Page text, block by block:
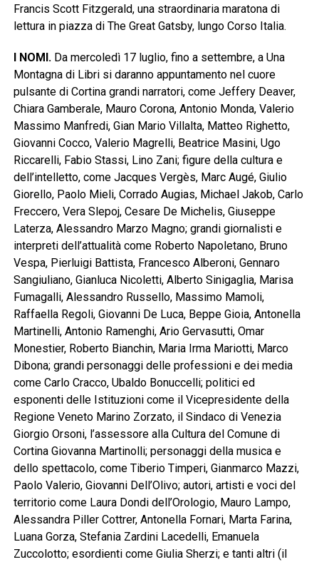
Francis Scott Fitzgerald, una straordinaria maratona di
lettura in piazza di The Great Gatsby, lungo Corso Italia.
I NOMI.Da mercoledì 17 luglio, fino a settembre, a Una
Montagna di Libri si daranno appuntamento nel cuore
pulsante di Cortina grandi narratori, come Jeffery Deaver,
Chiara Gamberale, Mauro Corona, Antonio Monda, Valerio
Massimo Manfredi, Gian Mario Villalta, Matteo Righetto,
Giovanni Cocco, Valerio Magrelli, Beatrice Masini, Ugo
Riccarelli, Fabio Stassi, Lino Zani; figure della cultura e
dell’intelletto, come Jacques Vergès, Marc Augé, Giulio
Giorello, Paolo Mieli, Corrado Augias, Michael Jakob, Carlo
Freccero, Vera Slepoj, Cesare De Michelis, Giuseppe
Laterza, Alessandro Marzo Magno; grandi giornalisti e
interpreti dell’attualità come Roberto Napoletano, Bruno
Vespa, Pierluigi Battista, Francesco Alberoni, Gennaro
Sangiuliano, Gianluca Nicoletti, Alberto Sinigaglia, Marisa
Fumagalli, Alessandro Russello, Massimo Mamoli,
Raffaella Regoli, Giovanni De Luca, Beppe Gioia, Antonella
Martinelli, Antonio Ramenghi, Ario Gervasutti, Omar
Monestier, Roberto Bianchin, Maria Irma Mariotti, Marco
Dibona; grandi personaggi delle professioni e dei media
come Carlo Cracco, Ubaldo Bonuccelli; politici ed
esponenti delle Istituzioni come il Vicepresidente della
Regione Veneto Marino Zorzato, il Sindaco di Venezia
Giorgio Orsoni, l’assessore alla Cultura del Comune di
Cortina Giovanna Martinolli; personaggi della musica e
dello spettacolo, come Tiberio Timperi, Gianmarco Mazzi,
Paolo Valerio, Giovanni Dell’Olivo; autori, artisti e voci del
territorio come Laura Dondi dell’Orologio, Mauro Lampo,
Alessandra Piller Cottrer, Antonella Fornari, Marta Farina,
Luana Gorza, Stefania Zardini Lacedelli, Emanuela
Zuccolotto; esordienti come Giulia Sherzi; e tanti altri (il